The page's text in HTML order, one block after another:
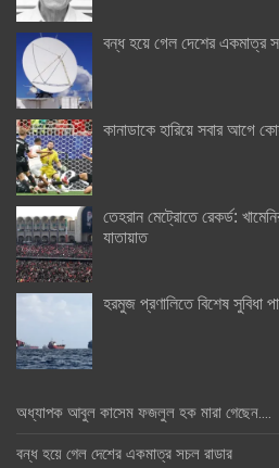
বন্ধ হয়ে গেল দেশের একমাত্র
কানাডাকে হারিয়ে সবার আগে
তেহরান মেট্রোতে রেকর্ড:
যাতায়াত
হরমুজ প্রণালিতে বিশেষ সুবিধা
অধ্যাপক আবুল কাসেম ফজলুল হক মারা গেছেন….
বন্ধ হয়ে গেল দেশের একমাত্র সচল রাডার